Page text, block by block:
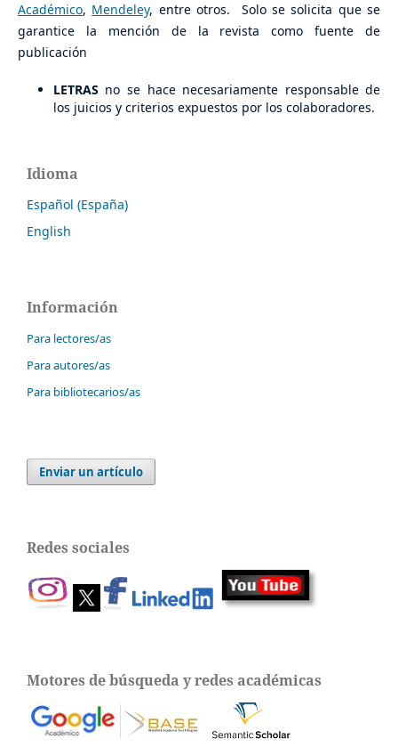
Académico, Mendeley, entre otros. Solo se solicita que se
garantice la mención de la revista como fuente de
publicación
LETRAS no se hace necesariamente responsable de
los juicios y criterios expuestos por los colaboradores.
Idioma
Español (España)
English
Información
Para lectores/as
Para autores/as
Para bibliotecarios/as
Enviar un artículo
Redes sociales
Motores de búsqueda y redes académicas